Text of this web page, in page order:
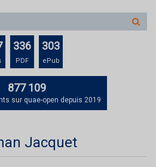
sur
le
336
PDF
303
ePub
877 109
sur quae-open depuis 2019
Jacquet